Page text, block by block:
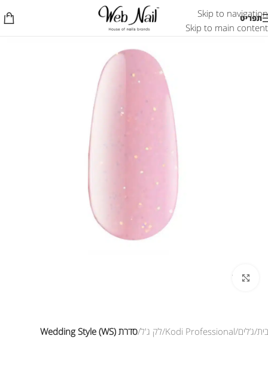
Skip to navigation
Skip to main content
תפריט
אזל המלאי
לחץ להגדלת התמונה
ג’לים Kodi Professional לק ג'ל סדרת Wedding Style (WS)